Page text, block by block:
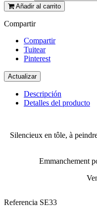
Añadir al carrito
Compartir
Compartir
Tuitear
Pinterest
Descripción
Detalles del producto
Silencieux en tôle, à
Emmanchement
Referencia SE33